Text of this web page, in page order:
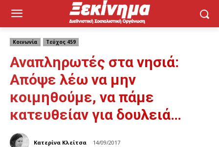
Κοινωνία Τεύχος 459
Αναπληρωτές στα νησιά:
Απόψε λέω να μην
κοιμηθούμε, να πάμε
κατευθείαν για δουλειά…
Κατερίνα Κλείτσα 14/09/2017